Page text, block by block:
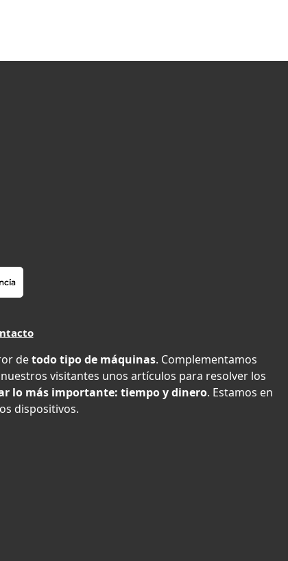
detodo tipo de máquinas. Complementamos
visitantes unos artículos para resolver los
lo más importante: tiempo y dinero. Estamos en
dispositivos.